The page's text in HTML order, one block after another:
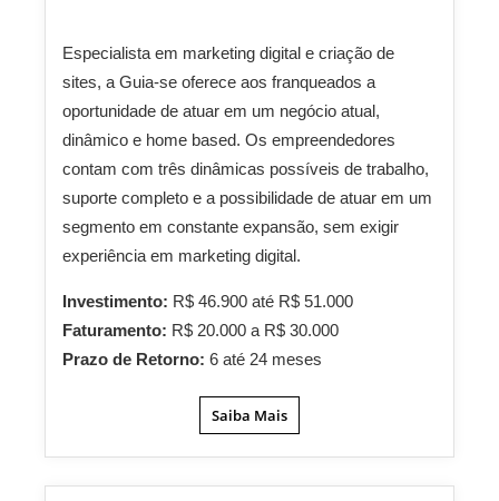
Especialista em marketing digital e criação de
sites, a Guia-se oferece aos franqueados a
oportunidade de atuar em um negócio atual,
dinâmico e home based. Os empreendedores
contam com três dinâmicas possíveis de trabalho,
suporte completo e a possibilidade de atuar em um
segmento em constante expansão, sem exigir
experiência em marketing digital.
Investimento: R$ 46.900 até R$ 51.000
Faturamento: R$ 20.000 a R$ 30.000
Prazo de Retorno: 6 até 24 meses
Saiba Mais